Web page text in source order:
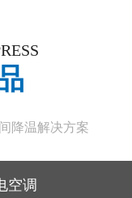
降温解决方案
空调